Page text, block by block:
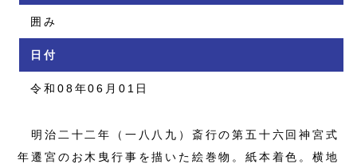
囲み
日付
令和08年06月01日
明治二十二年（一八八九）斎行の第五十六回神宮式
年遷宮のお木曳行事を描いた絵巻物。紙本着色。横地